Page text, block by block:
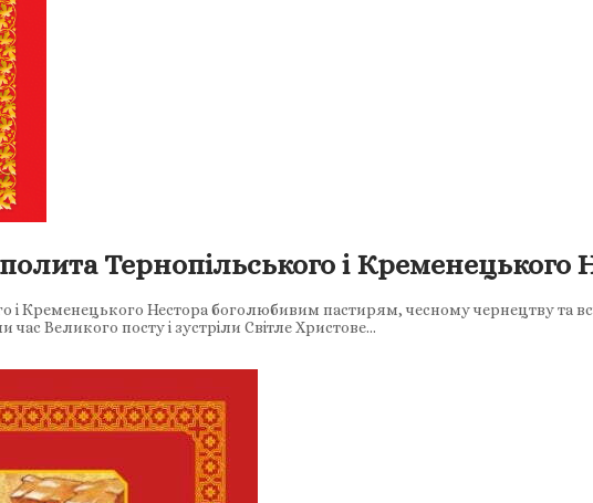
Тернопільського і Кременецького
Кременецького Нестора боголюбивим пастирям, чесному чернецтву та
Великого посту і зустріли Світле Христове…